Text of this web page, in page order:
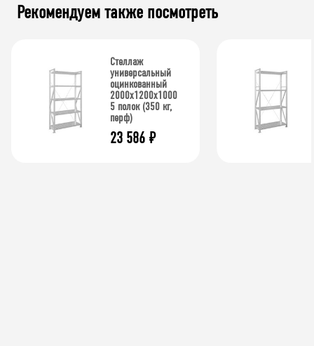
Рекомендуем также посмотреть
Стеллаж
универсальный
оцинкованный
2000x1200x1000
5 полок (350 кг,
перф)
23 586 ₽